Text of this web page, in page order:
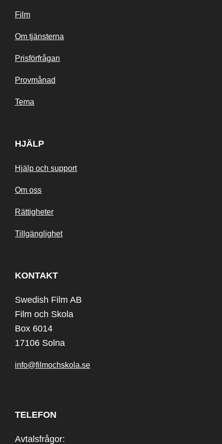
Film
Om tjänsterna
Prisförfrågan
Provmånad
Tema
HJÄLP
Hjälp och support
Om oss
Rättigheter
Tillgänglighet
KONTAKT
Swedish Film AB
Film och Skola
Box 6014
17106 Solna
info@filmochskola.se
TELEFON
Avtalsfrågor: